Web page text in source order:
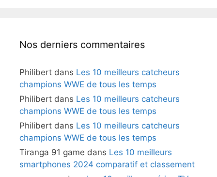
Nos derniers commentaires
Philibert dans Les 10 meilleurs catcheurs
champions WWE de tous les temps
Philibert dans Les 10 meilleurs catcheurs
champions WWE de tous les temps
Philibert dans Les 10 meilleurs catcheurs
champions WWE de tous les temps
Tiranga 91 game dans Les 10 meilleurs
smartphones 2024 comparatif et classement